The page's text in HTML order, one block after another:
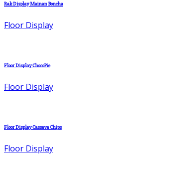
Rak Display Mainan Boncha
Floor Display
Floor Display ChocoPie
Floor Display
Floor Display Cassava Chips
Floor Display